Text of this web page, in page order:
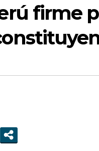
firme